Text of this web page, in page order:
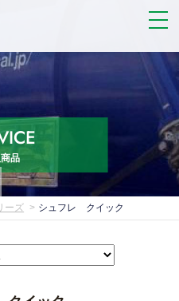
品
ーズ シュフレ クイック